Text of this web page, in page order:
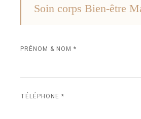
Soin corps Bien-être
PRÉNOM & NOM *
TÉLÉPHONE *